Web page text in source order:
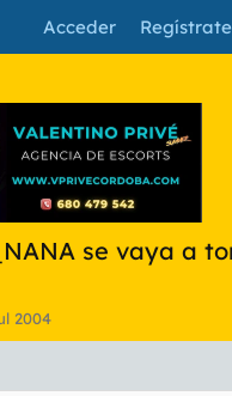
Acceder Regístrate
se vaya a
2004